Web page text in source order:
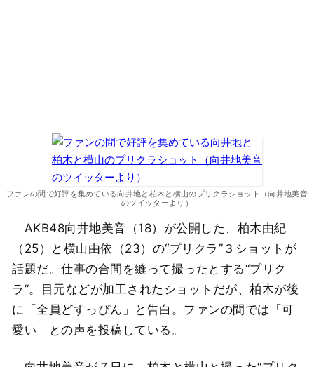
ファンの間で好評を集めている向井地と柏木と横山のプリクラショット（向井地美音
のツイッターより）
AKB48向井地美音（18）が公開した、柏木由紀
（25）と横山由依（23）の“プリクラ”３ショットが
話題だ。仕事の合間を縫って撮ったとする“プリク
ラ”。目元などが加工されたショットだが、柏木が後
に「全員どすっぴん」と告白。ファンの間では「可
愛い」との声を投稿している。